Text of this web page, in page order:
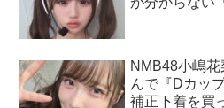
NMB48小嶋
んで『Dカッ
補正下着を買